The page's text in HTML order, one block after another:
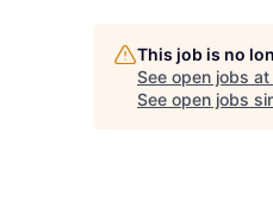
This job is no
See open jobs at
See open jobs